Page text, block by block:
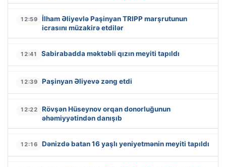
12:59
İlham Əliyevlə Paşinyan TRIPP marşrutunun
icrasını müzakirə etdilər
12:41 Sabirabadda məktəbli qızın meyiti tapıldı
12:39 Paşinyan Əliyevə zəng etdi
12:22
Rövşən Hüseynov orqan donorluğunun
əhəmiyyətindən danışıb
12:16 Dənizdə batan 16 yaşlı yeniyetmənin meyiti tapıldı